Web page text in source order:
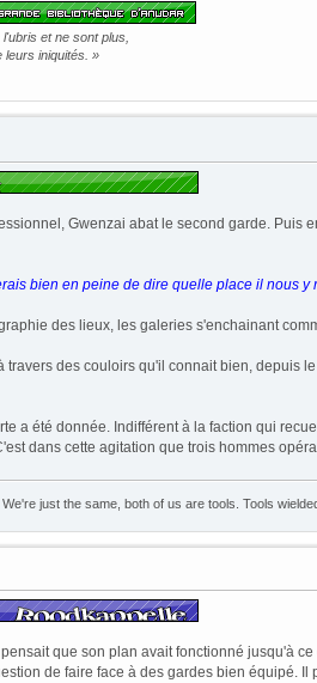
et ne sont plus,
leurs iniquités. »
Gwenzai abat le second garde.
bien en peine de dire quelle place il nous
des lieux, les galeries s'enchainant
travers des couloirs qu'il connait bien, depuis
a été donnée. Indifférent à la faction qui
dans cette agitation que trois hommes
just the same, both of us are tools. Tools
que son plan avait fonctionné jusqu'à
de faire face à des gardes bien équipé.